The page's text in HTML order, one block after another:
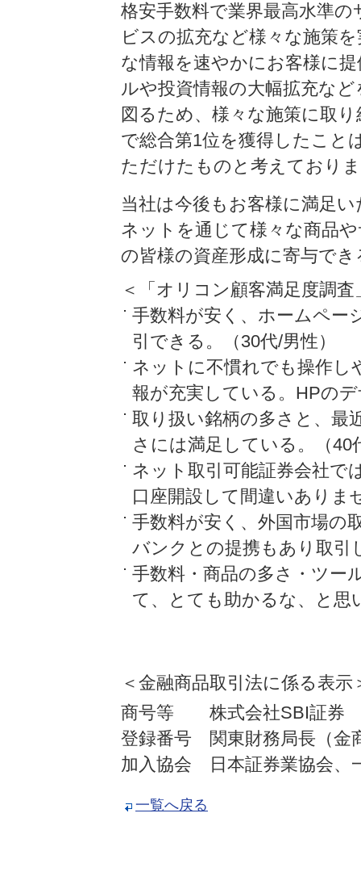
格安手数料で業界最高水準
ビスの拡充など様々な施策
な情報を速やかにお客様に
ルや投資情報の大幅拡充な
図るため、様々な施策に取
で総合第1位を獲得したこと
ただけたものと考えており
当社は今後もお客様に満足
ネットを通じて様々な商品
の皆様の資産形成に寄与で
＜「オリコン顧客満足度調
手数料が安く、ホームペー
引できる。（30代/男性）
ネットに不慣れでも操作し
報が充実している。HPの
取り扱い銘柄の多さと、最
さには満足している。（40
ネット取引可能証券会社で
口座開設して間違いありま
手数料が安く、外国市場の
バンクとの提携もあり取引
手数料・商品の多さ・ツー
て、とても助かるな、と思
＜金融商品取引法に係る表示
商号等 株式会社SBI証券
登録番号 関東財務局長（金
加入協会 日本証券業協会、
一覧へ戻る